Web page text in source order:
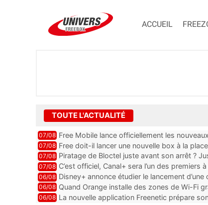
ACCUEIL
TOUTE L'ACTUALITÉ
07/08 Free Mobile lance officiellement les
des promos et des cadeaux
07/08 Free doit-il lancer une nouvelle box à la
07/08 Piratage de Bloctel juste avant son arrêt ?
auraient fuité
07/08 C’est officiel, Canal+ sera l’un des
Vision 2
06/08 Disney+ annonce étudier le lancement
06/08 Quand Orange installe des zones de Wi-Fi
06/08 La nouvelle application Freenetic prépare